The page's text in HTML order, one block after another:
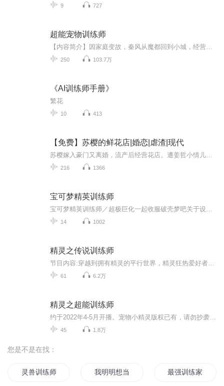
9 727
超能宠物训练师
250 103.7万
《AI训练师手册》
繁花
10 413
【免费】苏樱的鲜花店|婚恋|虐渣|现代
216 1366
宝可梦精英训练师
14 1002
精灵之传说训练师
61 6.2万
精灵之超能训练师
45 1.8万
您是不是在找：
灵兽训练师 我明明想当训练家啊 最强训练家